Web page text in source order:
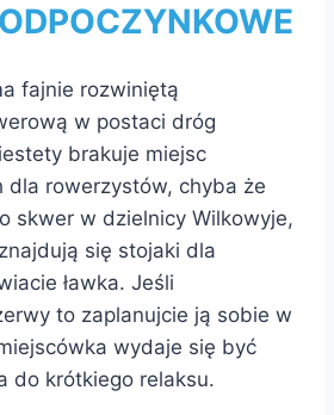
fajnie rozwiniętą
w postaci dróg
brakuje miejsc
dla rowerzystów, chyba że
skwer w dzielnicy Wilkowyje,
się stojaki dla
ławka. Jeśli
to zaplanujcie ją sobie w
wydaje się być
do krótkiego relaksu.